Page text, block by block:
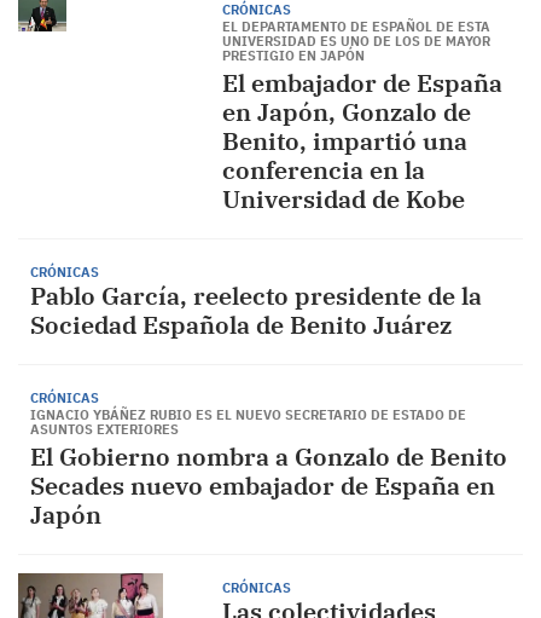
CRÓNICAS
EL DEPARTAMENTO DE ESPAÑOL DE ESTA
UNIVERSIDAD ES UNO DE LOS DE MAYOR
PRESTIGIO EN JAPÓN
El embajador de España
en Japón, Gonzalo de
Benito, impartió una
conferencia en la
Universidad de Kobe
CRÓNICAS
Pablo García, reelecto presidente de la
Sociedad Española de Benito Juárez
CRÓNICAS
IGNACIO YBÁÑEZ RUBIO ES EL NUEVO SECRETARIO DE ESTADO DE
ASUNTOS EXTERIORES
El Gobierno nombra a Gonzalo de Benito
Secades nuevo embajador de España en
Japón
CRÓNICAS
Las colectividades